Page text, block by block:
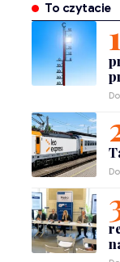
To czytacie